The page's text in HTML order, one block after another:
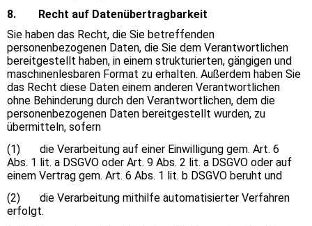
8. Recht auf Datenübertragbarkeit
Sie haben das Recht, die Sie betreffenden
personenbezogenen Daten, die Sie dem Verantwortlichen
bereitgestellt haben, in einem strukturierten, gängigen und
maschinenlesbaren Format zu erhalten. Außerdem haben Sie
das Recht diese Daten einem anderen Verantwortlichen
ohne Behinderung durch den Verantwortlichen, dem die
personenbezogenen Daten bereitgestellt wurden, zu
übermitteln, sofern
(1) die Verarbeitung auf einer Einwilligung gem. Art. 6
Abs. 1 lit. a DSGVO oder Art. 9 Abs. 2 lit. a DSGVO oder auf
einem Vertrag gem. Art. 6 Abs. 1 lit. b DSGVO beruht und
(2) die Verarbeitung mithilfe automatisierter Verfahren
erfolgt.